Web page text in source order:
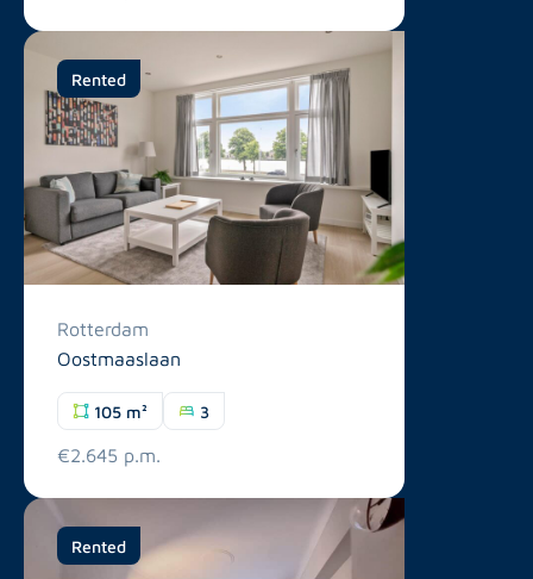
Rented
Rotterdam
Oostmaaslaan
105 m² 3
€2.645 p.m.
Rented